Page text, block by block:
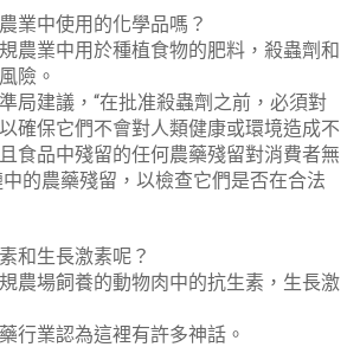
業中使用的化學品嗎？
農業中用於種植食物的肥料，殺蟲劑和
險。
局建議，“在批准殺蟲劑之前，必須對
確保它們不會對人類健康或環境造成不
食品中殘留的任何農藥殘留對消費者無
的農藥殘留，以檢查它們是否在合法
和生長激素呢？
農場飼養的動物肉中的抗生素，生長激
行業認為這裡有許多神話。